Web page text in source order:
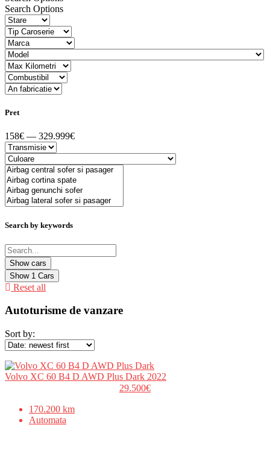
Search Options
Pret
158€ — 329.999€
Search by keywords
Show 1 Cars
Reset all
Autoturisme de vanzare
Sort by:
29.500€
Volvo XC 60 B4 D AWD Plus Dark 2022
170.200 km
Automata